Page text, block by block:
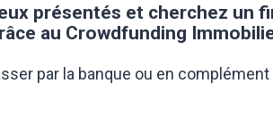
présentés et cherchez un
au Crowdfunding
par la banque ou en complément